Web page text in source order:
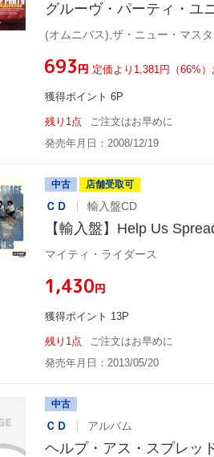
グルーヴ・パーティ・ユ
¥693円 定価より1,381円（66%）
獲得ポイント 6P
残り1点
ご注文はお早めに
発売年月日：2008/12/19
中古 店舗受取可
ＣＤ 輸入盤CD
【輸入盤】Help Us
マイティ・ライダース
¥1,430円
獲得ポイント 13P
残り1点
ご注文はお早めに
発売年月日：2013/05/20
中古
ＣＤ アルバム
ヘルプ・アス・スプレッ